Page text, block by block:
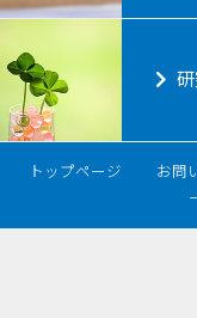
トップページ お問